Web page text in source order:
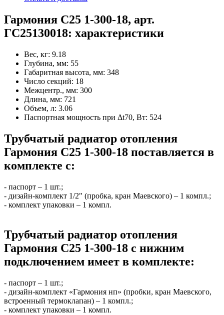
Гармония С25 1-300-18, арт.
ГС25130018: характеристики
Вес, кг: 9.18
Глубина, мм: 55
Габаритная высота, мм: 348
Число секций: 18
Межцентр., мм: 300
Длина, мм: 721
Объем, л: 3.06
Паспортная мощность при Δt70, Вт: 524
Трубчатый радиатор отопления
Гармония С25 1-300-18 поставляется в
комплекте с:
- паспорт – 1 шт.;
- дизайн-комплект 1/2" (пробка, кран Маевского) – 1 компл.;
- комплект упаковки – 1 компл.
Трубчатый радиатор отопления
Гармония С25 1-300-18 с нижним
подключением имеет в комплекте:
- паспорт – 1 шт.;
- дизайн-комплект «Гармония нп» (пробки, кран Маевского,
встроенный термоклапан) – 1 компл.;
- комплект упаковки – 1 компл.